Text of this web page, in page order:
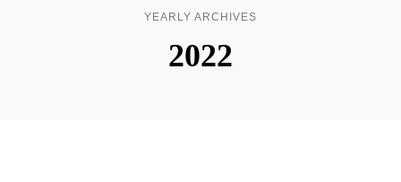
YEARLY ARCHIVES
2022